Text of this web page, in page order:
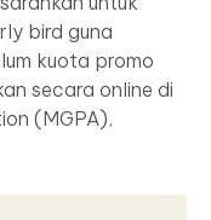
bird guna
kuota promo
secara online di
(MGPA),